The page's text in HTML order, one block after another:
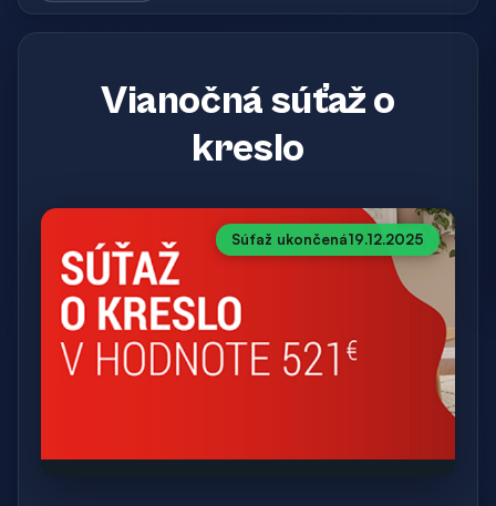
Vianočná súťaž o
kreslo
Súťaž ukončená19.12.2025